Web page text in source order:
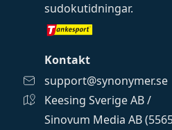
sudokutidningar.
Kontakt
support@synonymer.se
Keesing Sverige AB /
Sinovum Media AB